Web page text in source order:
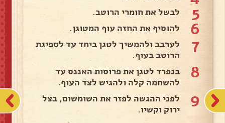
5 לבשל את חומרי הרוטב.
6 להוסיף את החזה עוף המטוגן.
7
לערבב ולהמשיך לטגן ביחד עד לספיגת
הרוטב בעוף.
8
בנפרד לטגן את פרוסות האננס עד
להשחמה קלה ולהגיש לצד העוף.
9
לפני ההגשה לפזר את השומשום, בצל
ירוק וקשיו.